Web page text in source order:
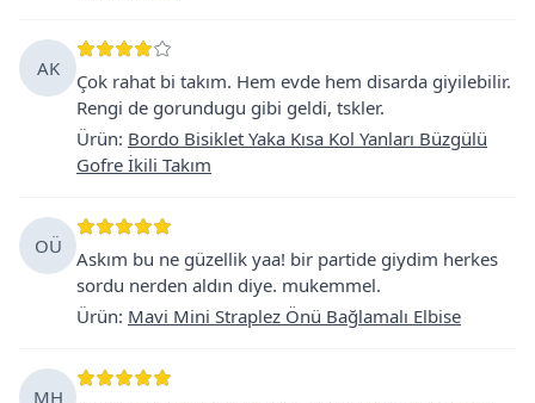
AK
Çok rahat bi takım. Hem evde hem disarda giyilebilir.
Rengi de gorundugu gibi geldi, tskler.
Ürün: Bordo Bisiklet Yaka Kısa Kol Yanları Büzgülü
Gofre İkili Takım
OÜ
Askım bu ne güzellik yaa! bir partide giydim herkes
sordu nerden aldın diye. mukemmel.
Ürün: Mavi Mini Straplez Önü Bağlamalı Elbise
MH